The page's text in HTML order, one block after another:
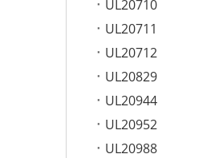
UL20710
UL20711
UL20712
UL20829
UL20944
UL20952
UL20988